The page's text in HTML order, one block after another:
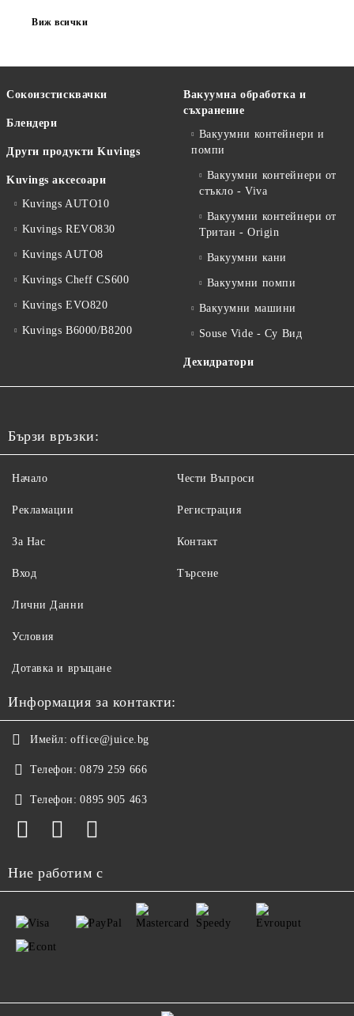
Виж всички
Сокоизстисквачки
Блендери
Други продукти Kuvings
Kuvings аксесоари
Kuvings AUTO10
Kuvings REVO830
Kuvings AUTO8
Kuvings Cheff CS600
Kuvings EVO820
Kuvings B6000/B8200
Вакуумна обработка и
съхранение
Вакуумни контейнери и
помпи
Вакуумни контейнери от
стъкло - Viva
Вакуумни контейнери от
Тритан - Origin
Вакуумни кани
Вакуумни помпи
Вакуумни машини
Souse Vide - Су Вид
Дехидратори
Бързи връзки:
Начало
Рекламации
За Нас
Вход
Чести Въпроси
Регистрация
Контакт
Търсене
Лични Данни
Условия
Дотавка и връщане
Информация за контакти:
Имейл: office@juice.bg
Телефон: 0879 259 666
Телефон: 0895 905 463
Ние работим с